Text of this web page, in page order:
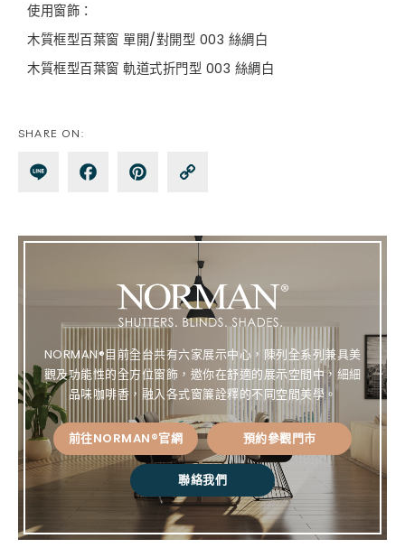
使用窗飾：
木質框型百葉窗 單開/對開型 003 絲綢白
木質框型百葉窗 軌道式折門型 003 絲綢白
SHARE ON:
Lin Fa
ok
Pin
st k
NORMAN®目前全台共有六家展示中心，陳列全系列兼具美
觀及功能性的全方位窗飾，邀你在舒適的展示空間中，細細
品味咖啡香，融入各式窗簾詮釋的不同空間美學。
前往NORMAN®官網 預約參觀門市
聯絡我們